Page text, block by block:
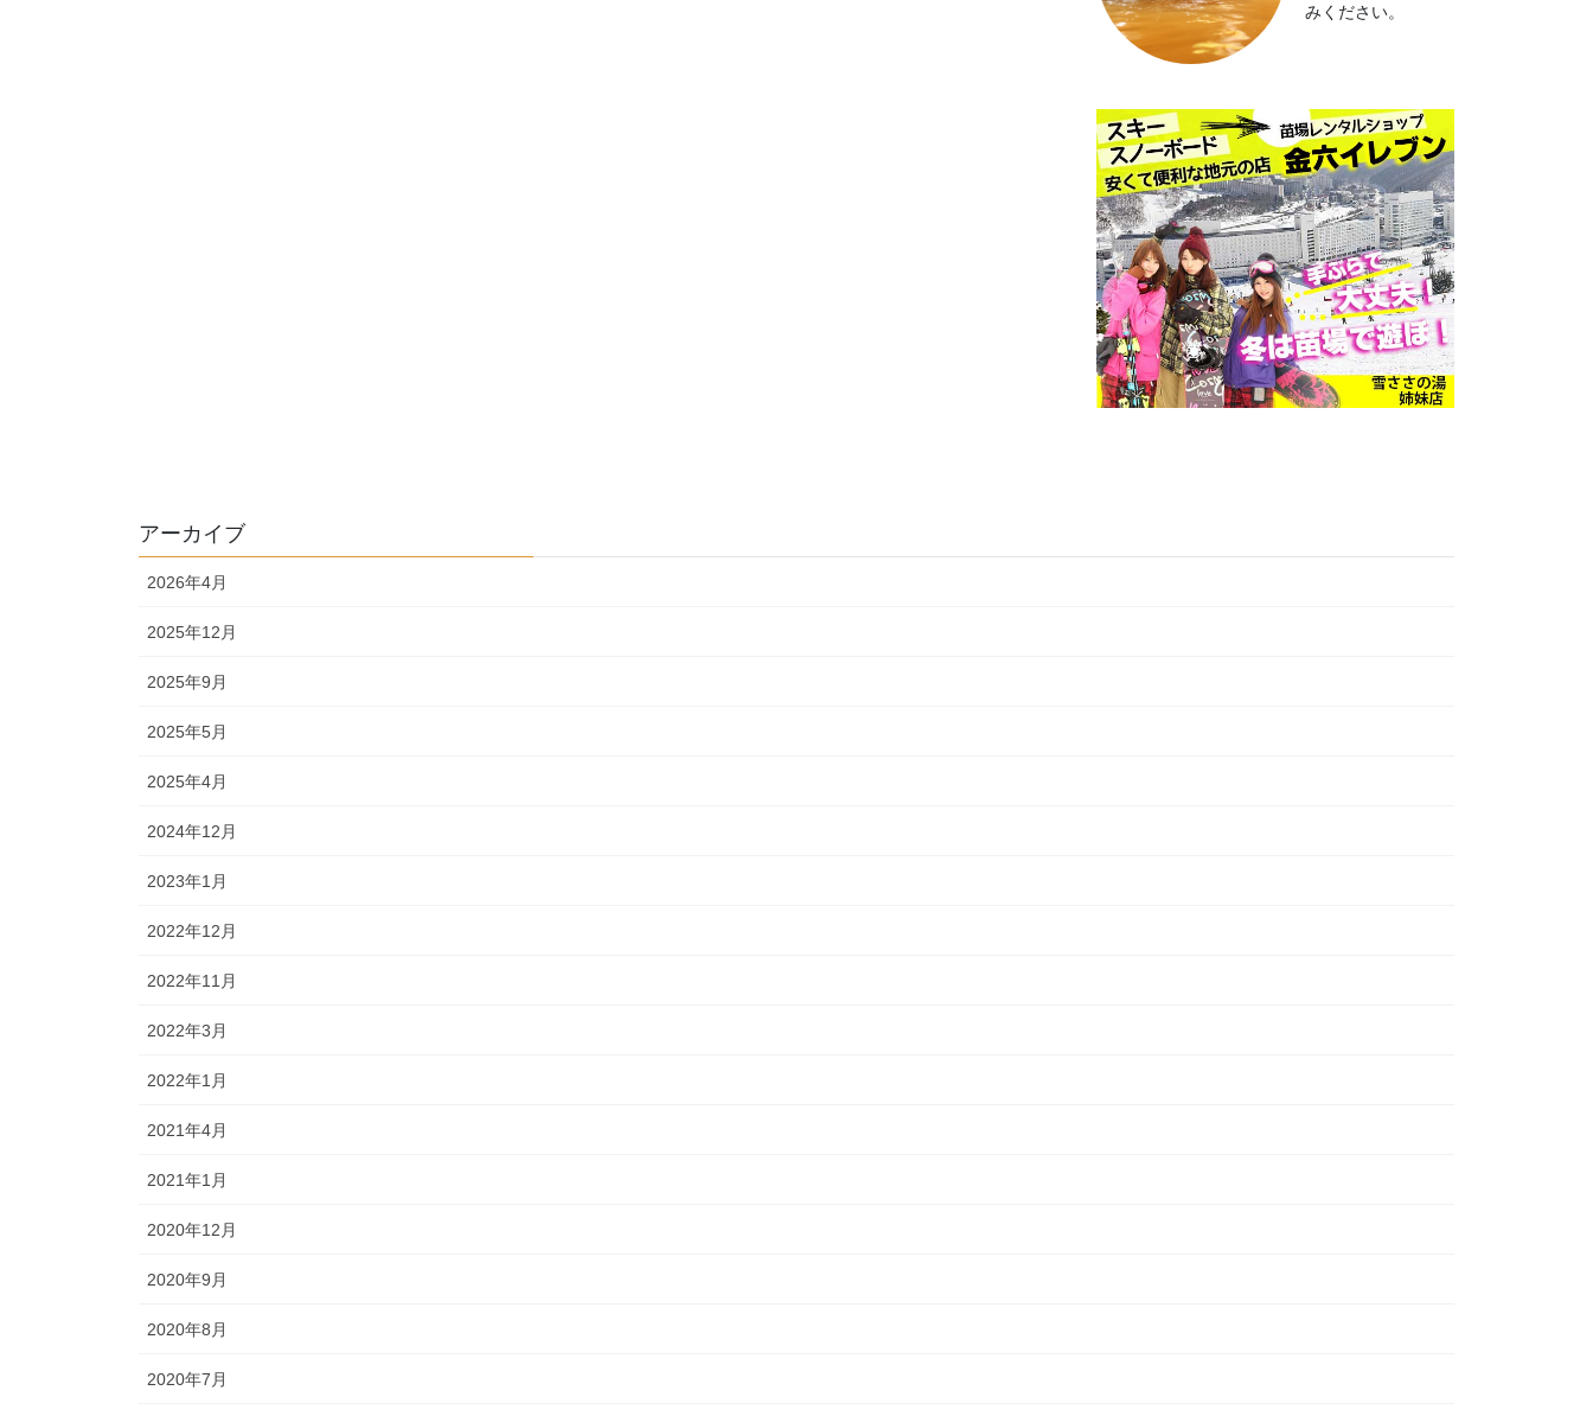
みください。
アーカイブ
2026年4月
2025年12月
2025年9月
2025年5月
2025年4月
2024年12月
2023年1月
2022年12月
2022年11月
2022年3月
2022年1月
2021年4月
2021年1月
2020年12月
2020年9月
2020年8月
2020年7月